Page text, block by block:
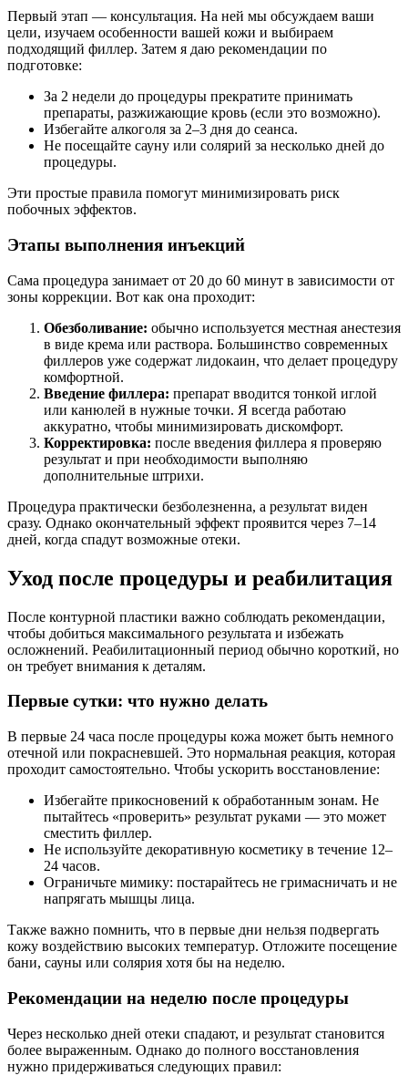
Первый этап — консультация. На ней мы обсуждаем ваши
цели, изучаем особенности вашей кожи и выбираем
подходящий филлер. Затем я даю рекомендации по
подготовке:
За 2 недели до процедуры прекратите принимать
препараты, разжижающие кровь (если это возможно).
Избегайте алкоголя за 2–3 дня до сеанса.
Не посещайте сауну или солярий за несколько дней до
процедуры.
Эти простые правила помогут минимизировать риск
побочных эффектов.
Этапы выполнения инъекций
Сама процедура занимает от 20 до 60 минут в зависимости от
зоны коррекции. Вот как она проходит:
Обезболивание: обычно используется местная анестезия
в виде крема или раствора. Большинство современных
филлеров уже содержат лидокаин, что делает процедуру
комфортной.
Введение филлера: препарат вводится тонкой иглой
или канюлей в нужные точки. Я всегда работаю
аккуратно, чтобы минимизировать дискомфорт.
Корректировка: после введения филлера я проверяю
результат и при необходимости выполняю
дополнительные штрихи.
Процедура практически безболезненна, а результат виден
сразу. Однако окончательный эффект проявится через 7–14
дней, когда спадут возможные отеки.
Уход после процедуры и реабилитация
После контурной пластики важно соблюдать рекомендации,
чтобы добиться максимального результата и избежать
осложнений. Реабилитационный период обычно короткий, но
он требует внимания к деталям.
Первые сутки: что нужно делать
В первые 24 часа после процедуры кожа может быть немного
отечной или покрасневшей. Это нормальная реакция, которая
проходит самостоятельно. Чтобы ускорить восстановление:
Избегайте прикосновений к обработанным зонам. Не
пытайтесь «проверить» результат руками — это может
сместить филлер.
Не используйте декоративную косметику в течение 12–
24 часов.
Ограничьте мимику: постарайтесь не гримасничать и не
напрягать мышцы лица.
Также важно помнить, что в первые дни нельзя подвергать
кожу воздействию высоких температур. Отложите посещение
бани, сауны или солярия хотя бы на неделю.
Рекомендации на неделю после процедуры
Через несколько дней отеки спадают, и результат становится
более выраженным. Однако до полного восстановления
нужно придерживаться следующих правил: